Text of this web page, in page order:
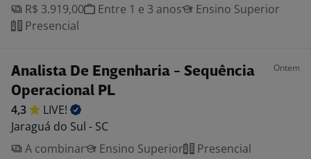
R$ 3.919,00
Entre 1 e 3 anos
Ensino Superior
Presencial
Analista De Engenharia - Sequência
Operacional PL
Ontem
4,3
LIVE!
Jaraguá do Sul - SC
A combinar
Ensino Superior
Presencial